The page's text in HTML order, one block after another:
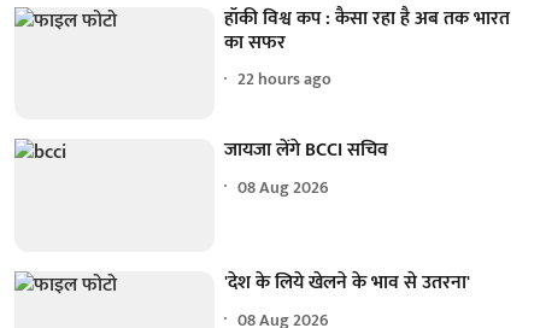
हॉकी विश्व कप : कैसा रहा है अब तक भारत
का सफर
22 hours ago
जायजा लेंगे BCCI सचिव
08 Aug 2026
'देश के लिये खेलने के भाव से उतरना'
08 Aug 2026